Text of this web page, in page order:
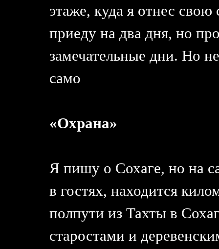
этаже, куда я отнес
приеду на два дня, но
замечательные дни. Но
само
«Охрана»
Я пишу о Сохаге, но на
в гостях, находится
полпути из Тахты в
старостами и